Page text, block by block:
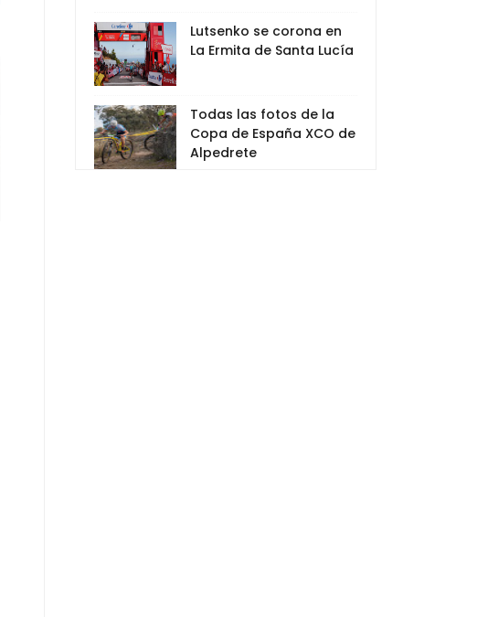
Lutsenko se corona en
La Ermita de Santa Lucía
Todas las fotos de la
Copa de España XCO de
Alpedrete